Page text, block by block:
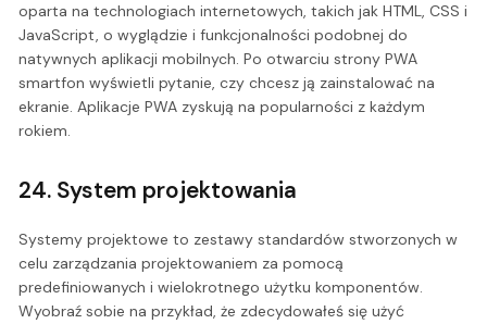
oparta na technologiach internetowych, takich jak HTML, CSS i
JavaScript, o wyglądzie i funkcjonalności podobnej do
natywnych aplikacji mobilnych. Po otwarciu strony PWA
smartfon wyświetli pytanie, czy chcesz ją zainstalować na
ekranie. Aplikacje PWA zyskują na popularności z każdym
rokiem.
24. System projektowania
Systemy projektowe to zestawy standardów stworzonych w
celu zarządzania projektowaniem za pomocą
predefiniowanych i wielokrotnego użytku komponentów.
Wyobraź sobie na przykład, że zdecydowałeś się użyć